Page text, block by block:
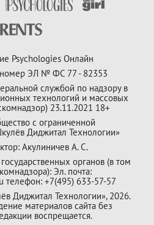
Psychologies Онлайн
номер ЭЛ № ФС 77 - 82353
службой по надзору в
технологий и массовых
23.11.2021 18+
с ограниченной
Диджитал Технологии»
Акулиничев А. С.
органов (в том
Эл. почта:
телефон: +7(495) 633-57-57
Диджитал Технологии», 2026.
материалов сайта без
воспрещается.